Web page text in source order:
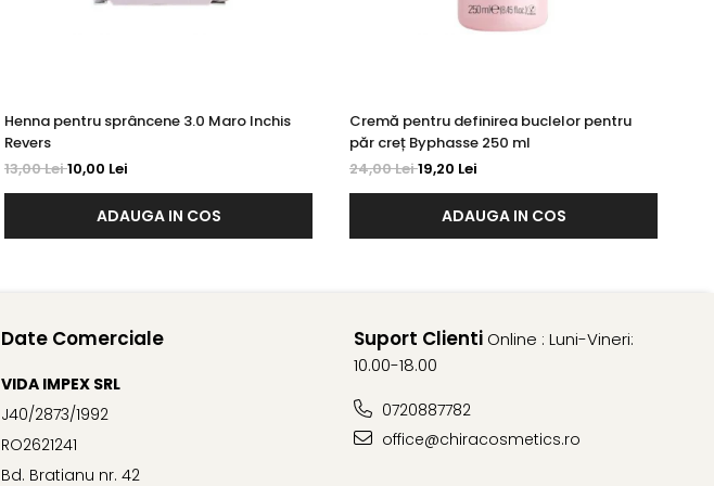
Henna pentru sprâncene 3.0 Maro Inchis
Revers
13,00 Lei10,00 Lei
ADAUGA IN COS
Cremă pentru definirea buclelor pentru
păr creț Byphasse 250 ml
24,00 Lei19,20 Lei
ADAUGA IN COS
Date Comerciale
VIDA IMPEX SRL
J40/2873/1992
RO2621241
Bd. Bratianu nr. 42
Suport Clienti Online : Luni-Vineri:
10.00-18.00
0720887782
office@chiracosmetics.ro